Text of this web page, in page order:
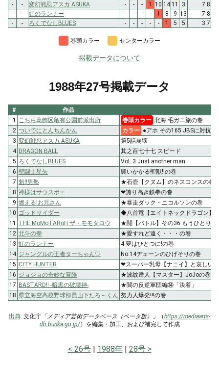
-
- 変幻戦忍アスカ ASUKA - - - 1 10 14 11 3
7.8
-
- 虹のランナー - - - - 1 8 9 13
7.8
-
- ろくでなしBLUES - - - - - 1 5 5 3.7
巻頭カラー センターカラー
掲載データについて
1988年27号掲載データ
#
作品
1
こちら葛飾区亀有公園前派出所 巻頭カラー 北海 毛ガニ旅の巻
2 ついでにとんちんかん カラー ●アホ その165 JBSに対抗!
3 変幻戦忍アスカ ASUKA
第5話崩壊
4 DRAGON BALL
其之百七十七 スピード
5 ろくでなしBLUES
VoL.3 Just another man
6 聖闘士星矢
襲いかかる聖獣!!の巻
7 魁!!男塾
★石壺【クヌム】のネスコンスの巻
8 神様はサウスポー
❤誇り高き鉄拳の巻
9 燃える!お兄さん
★暴走ダック・ニコルソンの巻
10 ゴッドサイダー
◆八首竜【エイトネックドラゴン】
11
THE MoMoTARoH ザ・モモタロウ
★闘【バトル】その36 もうひとりの
12 北斗の拳
★愛すれど遠く・・・の巻
13 虹のランナー
4 夢はひとつに!の巻
14 ジャングルの王者ターちゃん♡
No.14ヂェーンのひげそりの巻
15 CITY HUNTER
❤スーパー乳母【ナニイ】と哀しい
16 ジョジョの奇妙な冒険
★波紋達人【マスター】JoJoの巻
17 BASTARD!! -暗黒の破壊神-
★闇の反逆軍団編⑭「決着」
18 県立海空高校野球部員山下たろ～くん 努力人爆発!!!の巻
出典: 文化庁 「メディア芸術データベース（ベータ版）」 （https://mediaarts-
db.bunka.go.jp/）を編集・加工、および補完して作成
26号 1988年 28号